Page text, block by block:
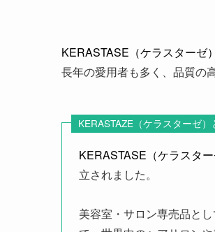
KERASTASE （ケラスターゼ）
長年の愛用者も多く、品質の
KERASTAZE（ケラスターゼ）
KERASTASE（ケラスター
立されました。
美容室・サロン専売品と